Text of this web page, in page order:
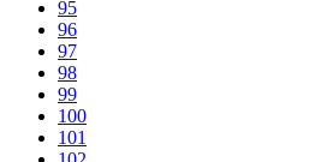
95
96
97
98
99
100
101